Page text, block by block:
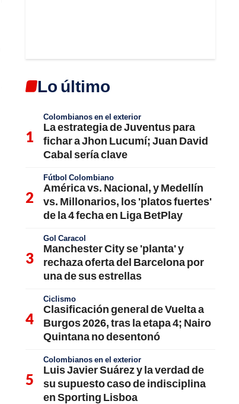
Lo último
Colombianos en el exterior
La estrategia de Juventus para
fichar a Jhon Lucumí; Juan David
Cabal sería clave
Fútbol Colombiano
América vs. Nacional, y Medellín
vs. Millonarios, los 'platos fuertes'
de la 4 fecha en Liga BetPlay
Gol Caracol
Manchester City se 'planta' y
rechaza oferta del Barcelona por
una de sus estrellas
Ciclismo
Clasificación general de Vuelta a
Burgos 2026, tras la etapa 4; Nairo
Quintana no desentonó
Colombianos en el exterior
Luis Javier Suárez y la verdad de
su supuesto caso de indisciplina
en Sporting Lisboa